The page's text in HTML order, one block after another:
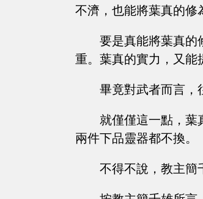
不濟，也能將葉真的修
要是真能將葉真的
重。葉真的實力，又能
畢竟對武者而言，
就僅僅這一點，葉
兩件下品靈器都不換。
不得不說，教主簡